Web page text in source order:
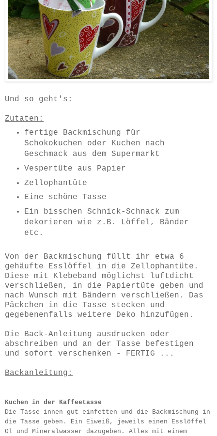
Und so geht's:
Zutaten:
fertige Backmischung für
Schokokuchen oder Kuchen nach
Geschmack aus dem Supermarkt
Vespertüte aus Papier
Zellophantüte
Eine schöne Tasse
Ein bisschen Schnick-Schnack zum
dekorieren wie z.B. Löffel, Bänder
etc.
Von der Backmischung füllt ihr etwa 6
gehäufte Esslöffel in die Zellophantüte.
Diese mit Klebeband möglichst luftdicht
verschließen, in die Papiertüte geben und
nach Wunsch mit Bändern verschließen. Das
Päckchen in die Tasse stecken und
gegebenenfalls weitere Deko hinzufügen.
Die Back-Anleitung ausdrucken oder
abschreiben und an der Tasse befestigen
und sofort verschenken - FERTIG ...
Backanleitung:
Kuchen in der Kaffeetasse
Die Tasse innen gut einfetten und die Backmischung in
die Tasse geben. Ein Eiweiß, jeweils einen Esslöffel
Öl und Mineralwasser dazugeben. Alles mit einem